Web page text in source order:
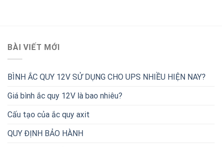
BÀI VIẾT MỚI
BÌNH ẮC QUY 12V SỬ DỤNG CHO UPS NHIỀU HIỆN NAY?
Giá bình ắc quy 12V là bao nhiêu?
Cấu tạo của ắc quy axit
QUY ĐỊNH BẢO HÀNH